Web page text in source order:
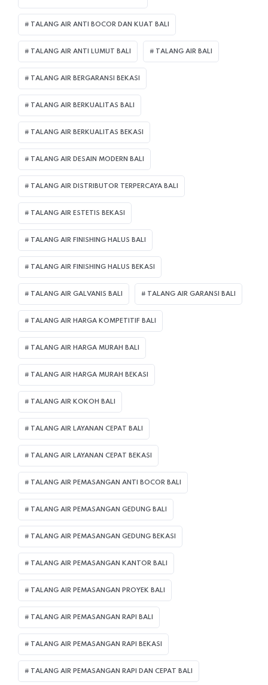
TALANG AIR ANTI BOCOR DAN KUAT BALI
TALANG AIR ANTI LUMUT BALI TALANG AIR BALI
TALANG AIR BERGARANSI BEKASI
TALANG AIR BERKUALITAS BALI
TALANG AIR BERKUALITAS BEKASI
TALANG AIR DESAIN MODERN BALI
TALANG AIR DISTRIBUTOR TERPERCAYA BALI
TALANG AIR ESTETIS BEKASI
TALANG AIR FINISHING HALUS BALI
TALANG AIR FINISHING HALUS BEKASI
TALANG AIR GALVANIS BALI TALANG AIR GARANSI BALI
TALANG AIR HARGA KOMPETITIF BALI
TALANG AIR HARGA MURAH BALI
TALANG AIR HARGA MURAH BEKASI
TALANG AIR KOKOH BALI
TALANG AIR LAYANAN CEPAT BALI
TALANG AIR LAYANAN CEPAT BEKASI
TALANG AIR PEMASANGAN ANTI BOCOR BALI
TALANG AIR PEMASANGAN GEDUNG BALI
TALANG AIR PEMASANGAN GEDUNG BEKASI
TALANG AIR PEMASANGAN KANTOR BALI
TALANG AIR PEMASANGAN PROYEK BALI
TALANG AIR PEMASANGAN RAPI BALI
TALANG AIR PEMASANGAN RAPI BEKASI
TALANG AIR PEMASANGAN RAPI DAN CEPAT BALI